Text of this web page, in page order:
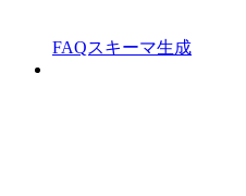
FAQスキーマ生成